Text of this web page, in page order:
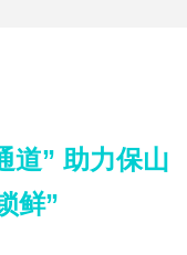
道” 助力保山
鲜”